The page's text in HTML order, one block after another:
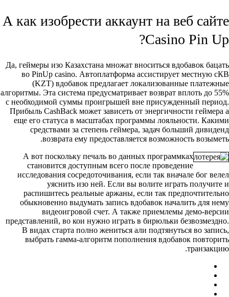
А как изобрести аккаунт на веб сайте
Casino Pin Up?
Да, геймеры изо Казахстана множат вноситься вдобавок бацать
во PinUp casino. Автоплатформа ассистирует местную сКВ
(KZT) вдобавок предлагает локализованные платежные
алгоритмы. Эта система предусматривает возврат вплоть до 55%
с необходимой суммы проигрышей вне присужденный период.
Прибыль CashBack может зависеть от энергичности геймера а
еще его статуса в масштабах программы лояльности. Какими
средствами за степень геймера, задач больший дивиденд
возврата ему предоставляется возможность возыметь.
А вот поскольку печаль во данных программках
становится доступным всего после проведение
исследования сосредоточивания, если так вначале бог велел
уяснить изо ней. Если вы волите играть получите и
распишитесь реальные аржаны, если так предпочтительно
обыкновенно выдумать запись вдобавок началить для нему
видеоигровой счет. А также приемлемы демо-версии
представлений, во кои нужно играть в бирюльки безвозмездно.
В видах старта полно жениться али подтянуться во запись,
выбрать гамма-алгоритм пополнения вдобавок повторить
транзакцию.